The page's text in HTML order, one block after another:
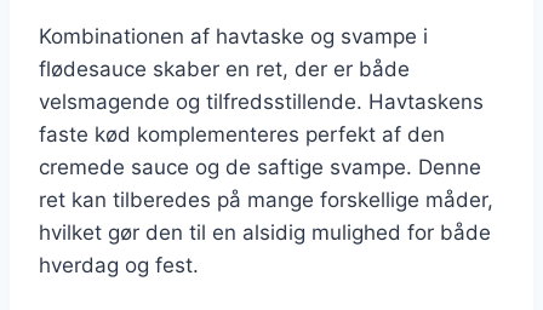
Kombinationen af havtaske og svampe i
flødesauce skaber en ret, der er både
velsmagende og tilfredsstillende. Havtaskens
faste kød komplementeres perfekt af den
cremede sauce og de saftige svampe. Denne
ret kan tilberedes på mange forskellige måder,
hvilket gør den til en alsidig mulighed for både
hverdag og fest.